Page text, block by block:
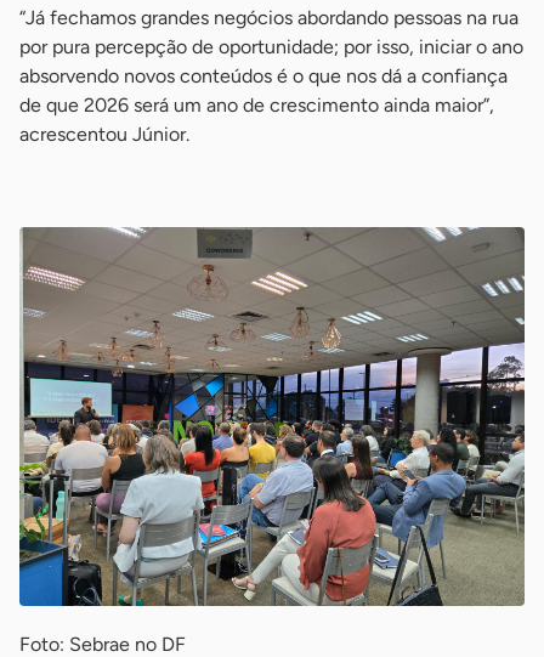
“Já fechamos grandes negócios abordando pessoas na rua
por pura percepção de oportunidade; por isso, iniciar o ano
absorvendo novos conteúdos é o que nos dá a confiança
de que 2026 será um ano de crescimento ainda maior”,
acrescentou Júnior.
Foto: Sebrae no DF